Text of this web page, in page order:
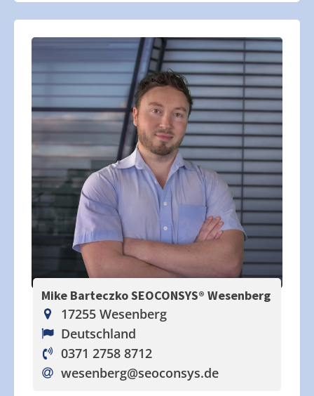
Mike Barteczko SEOCONSYS® Wesenberg
17255 Wesenberg
Deutschland
0371 2758 8712
wesenberg@seoconsys.de